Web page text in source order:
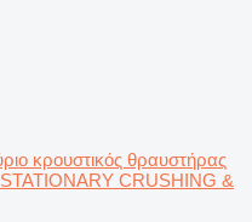
κρουστικός θραυστήρας
CRUSHING &